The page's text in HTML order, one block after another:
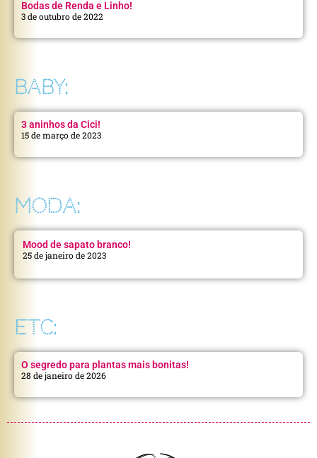
Bodas de Renda e Linho!
3 de outubro de 2022
BABY:
3 aninhos da Cici!
15 de março de 2023
MODA:
Mood de sapato branco!
25 de janeiro de 2023
ETC:
O segredo para plantas mais bonitas!
28 de janeiro de 2026